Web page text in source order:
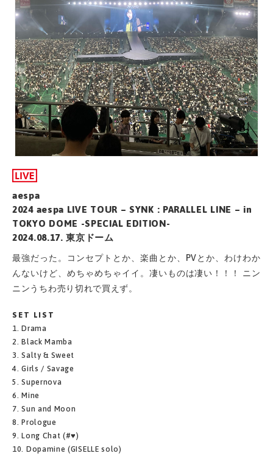
aespa
2024 aespa LIVE TOUR – SYNK : PARALLEL LINE – in
TOKYO DOME -SPECIAL EDITION-
2024.08.17. 東京ドーム
最強だった。コンセプトとか、楽曲とか、PVとか、わけわか
んないけど、めちゃめちゃイイ。凄いものは凄い！！！ ニン
ニンうちわ売り切れで買えず。
SET LIST
1. Drama
2. Black Mamba
3. Salty & Sweet
4. Girls / Savage
5. Supernova
6. Mine
7. Sun and Moon
8. Prologue
9. Long Chat (#♥)
10. Dopamine (GISELLE solo)